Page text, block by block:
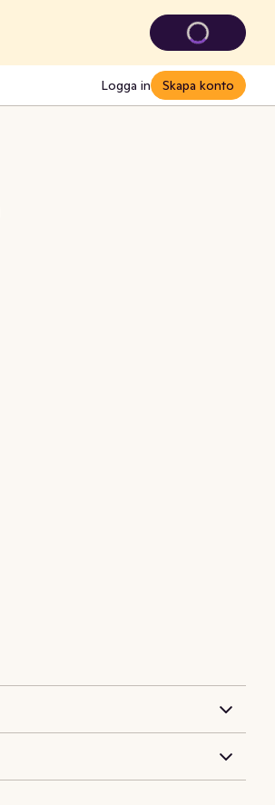
Logga in Skapa konto